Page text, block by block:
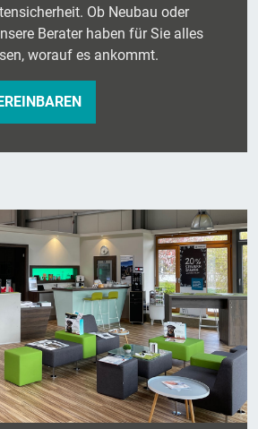
Ob Neubau oder
Berater haben für Sie alles
worauf es ankommt.